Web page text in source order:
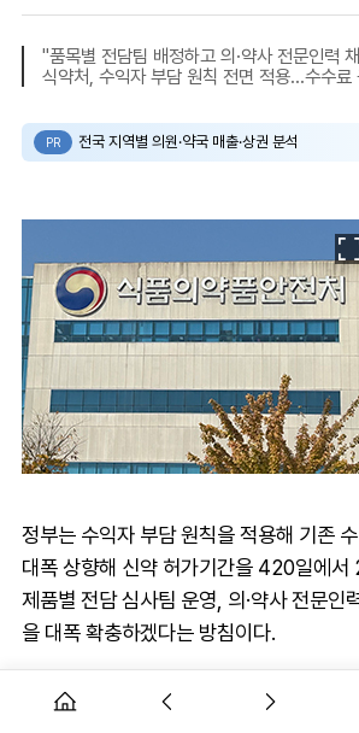
"품목별 전담팀 배정하고 의·약사 전문인력
식약처, 수익자 부담 원칙 전면 적용…수수료
PR 전국 지역별 의원·약국 매출·상권 분석
정부는 수익자 부담 원칙을 적용해 기존
대폭 상향해 신약 허가기간을 420일에
제품별 전담 심사팀 운영, 의·약사 전문인
을 대폭 확충하겠다는 방침이다.
9일 식품의약품안전처는 신약허가 혁신
자 부담 원칙을 전면 적용하는 내용의 '의